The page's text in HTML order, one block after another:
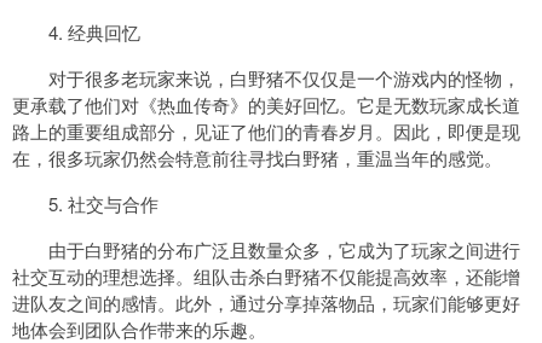
4. 经典回忆
对于很多老玩家来说，白野猪不仅仅是一个游戏内的怪物，
更承载了他们对《热血传奇》的美好回忆。它是无数玩家成长道
路上的重要组成部分，见证了他们的青春岁月。因此，即便是现
在，很多玩家仍然会特意前往寻找白野猪，重温当年的感觉。
5. 社交与合作
由于白野猪的分布广泛且数量众多，它成为了玩家之间进行
社交互动的理想选择。组队击杀白野猪不仅能提高效率，还能增
进队友之间的感情。此外，通过分享掉落物品，玩家们能够更好
地体会到团队合作带来的乐趣。